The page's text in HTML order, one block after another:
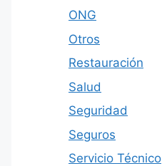
ONG
Otros
Restauración
Salud
Seguridad
Seguros
Servicio Técnico